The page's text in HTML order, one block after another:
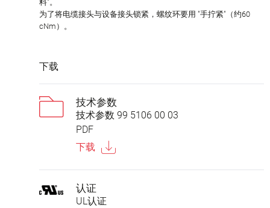
料"。
为了将电缆接头与设备接头锁紧，螺纹环要用 "手拧紧"（约60
cNm）。
下载
技术参数
技术参数 99 5106 00 03
PDF
下载
认证
UL认证